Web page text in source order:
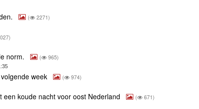
( 2271)
norm. ( 965)
week ( 974)
koude nacht voor oost Nederland ( 671)